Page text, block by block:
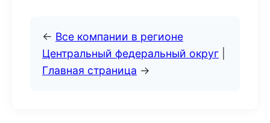
← Все компании в регионе
Центральный федеральный округ
Главная страница →